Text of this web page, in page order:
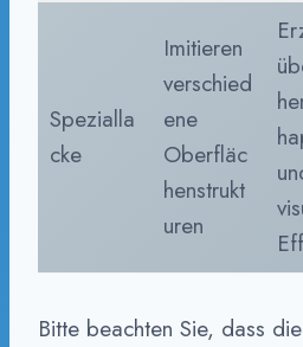
Spezialla
cke
Imitieren
verschied
ene
Oberfläc
henstrukt
uren
Bitte beachten Sie, dass